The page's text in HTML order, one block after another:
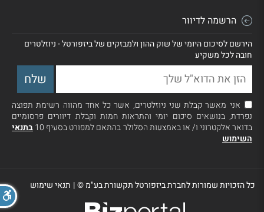
הרשמה לדיוור
הירשם לסיכום היומי של שוק ההון ולמבזקים של ביזפורטל - ניוזלטרים
חובה לכל משקיע
אני מאשר קבלת שני ניוזלטרים, אשר כל אחד מהווה רשימת תפוצה
נפרדת, בנושאים סיכום יומי והתראות חמות וקבלת דיוורים פרסומיים
בדואר אלקטרוני ו/ או באמצעות הסלולר בהתאם למפורט בסעיף 10
בתנאי
השימוש
כל הזכויות שמורות לחברת ביזפורטל תקשורת בע"מ ©| תנאי שימוש